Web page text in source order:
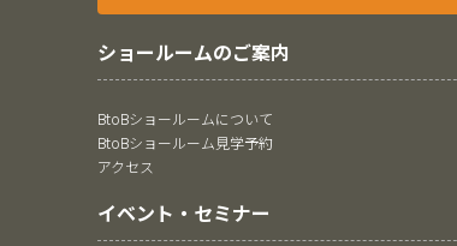
ショールームのご案内
BtoBショールームについて
BtoBショールーム見学予約
アクセス
イベント・セミナー